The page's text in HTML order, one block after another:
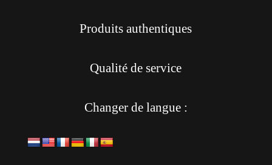
Produits authentiques
Qualité de service
Changer de langue :